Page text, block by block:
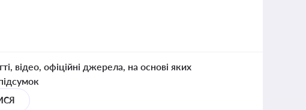
відео, офіційні джерела, на основі яких